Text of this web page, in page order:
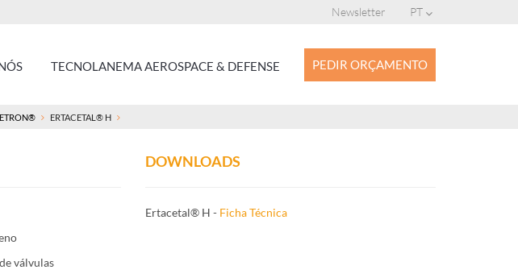
PT
Newsletter
TECNOLANEMA AEROSPACE & DEFENSE PEDIR ORÇAMENTO
ERTACETAL® H
válvulas
DOWNLOADS
Ertacetal® H - Ficha Técnica